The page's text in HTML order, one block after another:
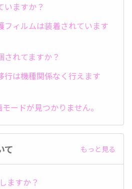
いますか？
フィルムは装着されています
れてますか？
行は機種関係なく行えます
ードが見つかりません。
て もっと見る
ますか？